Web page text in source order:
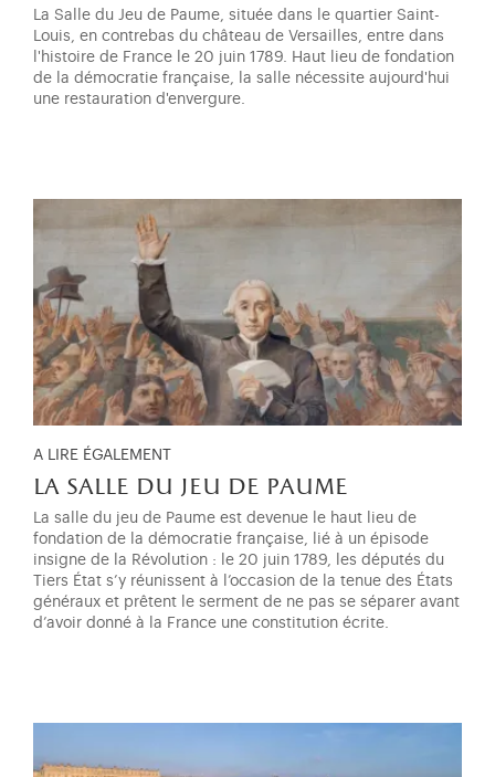
La Salle du Jeu de Paume, située dans le quartier Saint-
Louis, en contrebas du château de Versailles, entre dans
l'histoire de France le 20 juin 1789. Haut lieu de fondation
de la démocratie française, la salle nécessite aujourd'hui
une restauration d'envergure.
A LIRE ÉGALEMENT
la salle du jeu de paume
La salle du jeu de Paume est devenue le haut lieu de
fondation de la démocratie française, lié à un épisode
insigne de la Révolution : le 20 juin 1789, les députés du
Tiers État s’y réunissent à l’occasion de la tenue des États
généraux et prêtent le serment de ne pas se séparer avant
d’avoir donné à la France une constitution écrite.